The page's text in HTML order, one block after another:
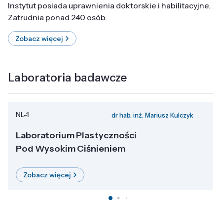
Instytut posiada uprawnienia doktorskie i habilitacyjne.
Zatrudnia ponad 240 osób.
Zobacz więcej
Laboratoria badawcze
NL-1 dr hab. inż. Mariusz Kulczyk
Laboratorium Plastyczności
Pod Wysokim Ciśnieniem
Zobacz więcej